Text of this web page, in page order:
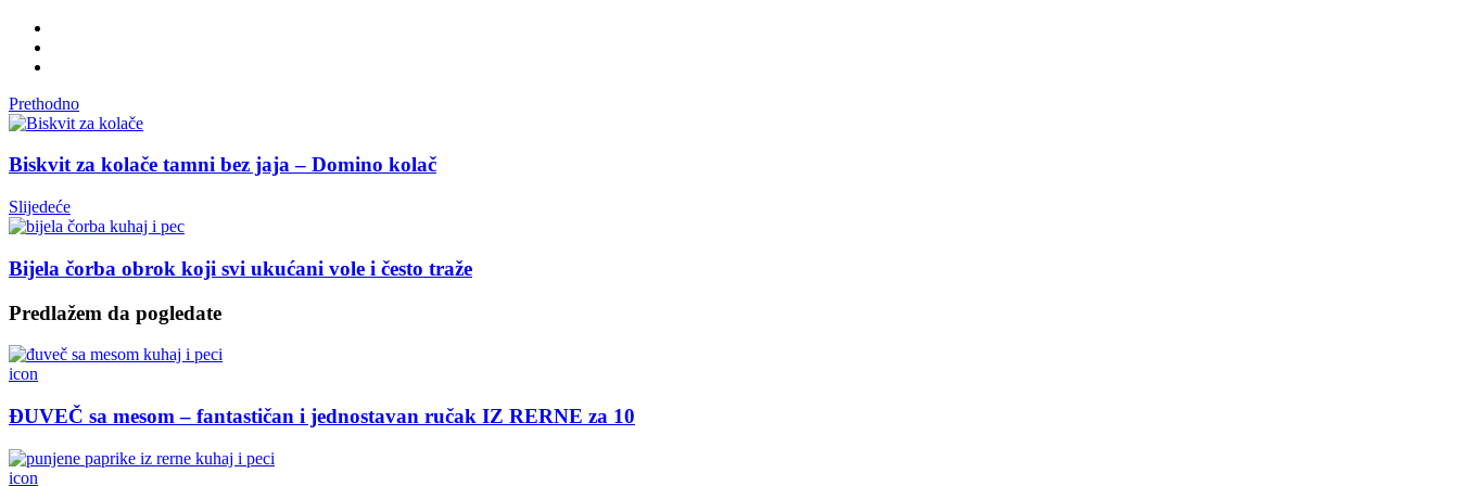
Prethodno
Biskvit za kolače tamni bez jaja – Domino kolač
Slijedeće
Bijela čorba obrok koji svi ukućani vole i često traže
Predlažem da pogledate
icon
ĐUVEČ sa mesom – fantastičan i jednostavan ručak IZ RERNE za 10
icon